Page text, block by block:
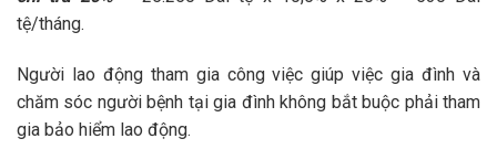
tệ/tháng.
Người lao động tham gia công việc giúp việc gia đình và
chăm sóc người bệnh tại gia đình không bắt buộc phải tham
gia bảo hiểm lao động.